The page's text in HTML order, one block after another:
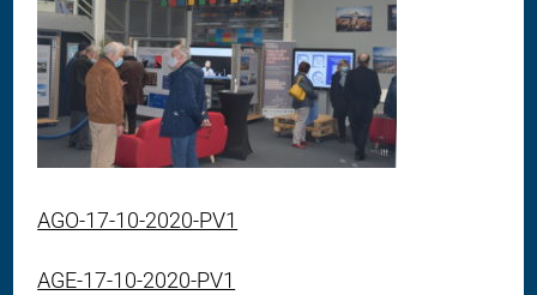
AGO-17-10-2020-PV1
AGE-17-10-2020-PV1